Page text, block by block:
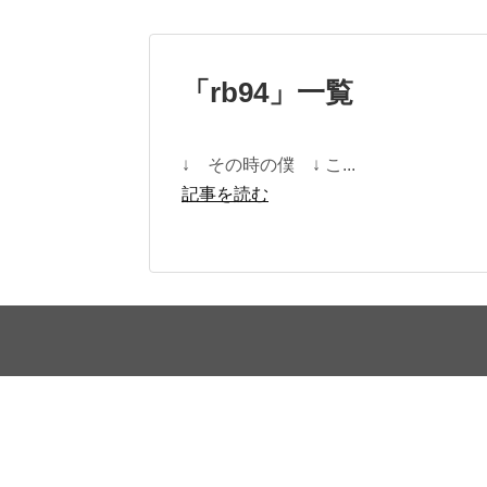
「 rb94」 一覧
↓ その時の僕 ↓ こ...
記事を読む